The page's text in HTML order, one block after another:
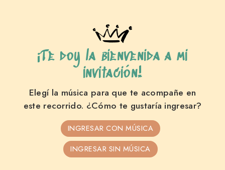
12 • 09 • 2026
Ariadna
MIS 15 AÑOS
¡Te doy la bienvenida a mi
invitación!
Elegí la música para que te acompañe en
este recorrido. ¿Cómo te gustaría ingresar?
INGRESAR CON MÚSICA
INGRESAR SIN MÚSICA